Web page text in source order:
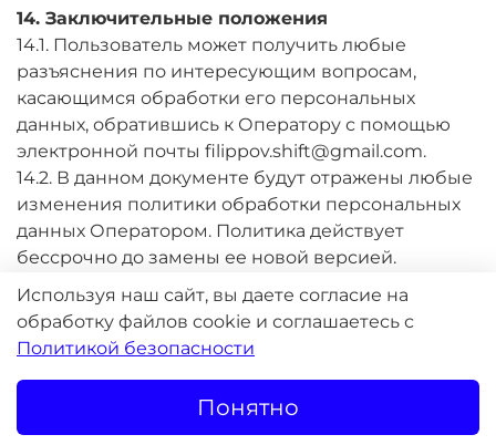
14. Заключительные положения
14.1. Пользователь может получить любые
разъяснения по интересующим вопросам,
касающимся обработки его персональных
данных, обратившись к Оператору с помощью
электронной почты filippov.shift@gmail.com.
14.2. В данном документе будут отражены любые
изменения политики обработки персональных
данных Оператором. Политика действует
бессрочно до замены ее новой версией.
14.3. Актуальная версия Политики в свободном
доступе расположена в сети Интернет по адресу
www.lokisport.ru/page/politics.
Используя наш сайт, вы даете согласие на
обработку файлов cookie и соглашаетесь с
Политикой безопасности
Понятно